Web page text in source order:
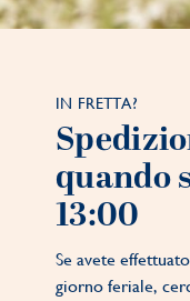
IN FRETTA?
quando
13:00
Se avete
giorno feriale,